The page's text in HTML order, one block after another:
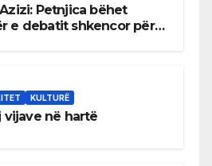
Petnjica bëhet
e debatit shkencor për
KULTURË
vijave në hartë